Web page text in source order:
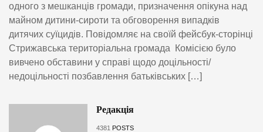
одного з мешканців громади, призначення опікуна над
майном дитини-сироти та обговорення випадків
дитячих суїцидів. Повідомляє на своїй фейсбук-сторінці
Стрижавська територіальна громада Комісією було
вивчено обставини у справі щодо доцільності/
недоцільності позбавлення батьківських […]
Редакція
4381 POSTS